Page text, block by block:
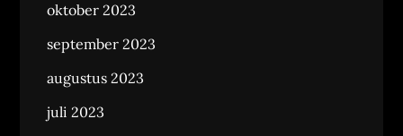
oktober 2023
september 2023
augustus 2023
juli 2023